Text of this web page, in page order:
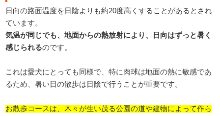
日向の路面温度を日陰よりも約20度高くすることがあるとされ
ています。
気温が同じでも、地面からの熱放射により、日向はずっと暑く
感じられるのです。
これは愛犬にとっても同様で、特に肉球は地面の熱に敏感であ
るため、暑い日の散歩は日陰で行うことが重要です。
お散歩コースは、木々が生い茂る公園の道や建物によって作ら